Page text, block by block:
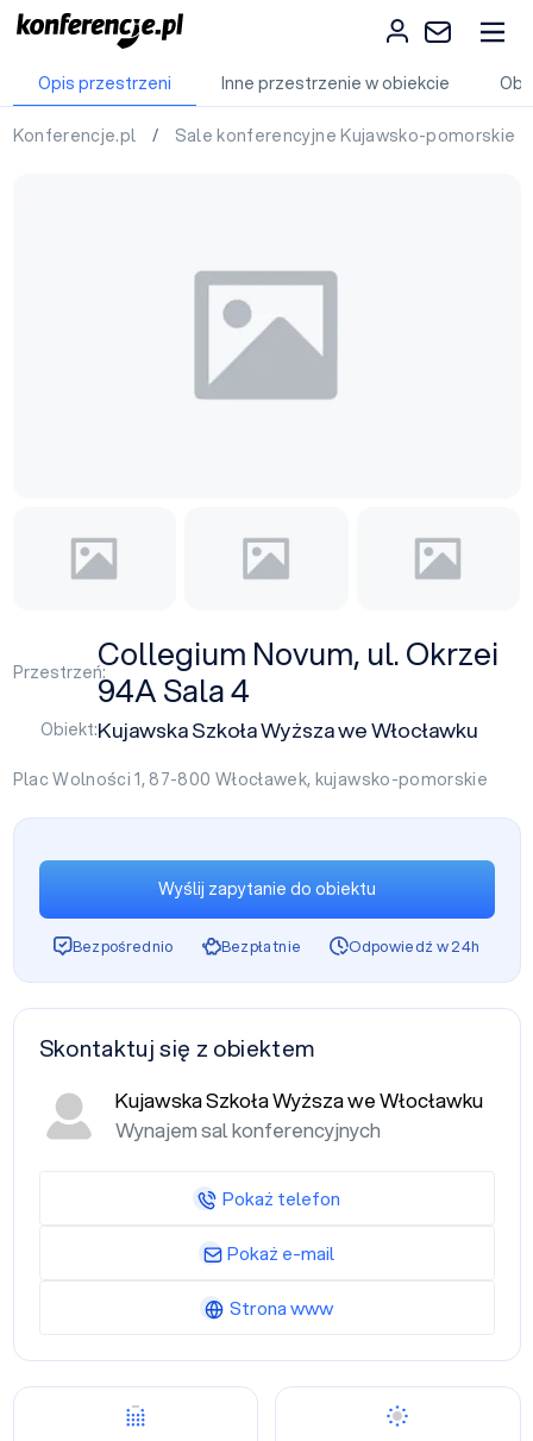
Opis przestrzeni Inne przestrzenie w obiekcie
Konferencje.pl / Sale konferencyjne Kujawsko-pomorskie
Przestrzeń:Collegium Novum, ul. Okrzei
94A Sala 4
Obiekt:Kujawska Szkoła Wyższa we Włocławku
Plac Wolności 1, 87-800 Włocławek, kujawsko-pomorskie
Wyślij zapytanie do obiektu
Bezpośrednio Bezpłatnie Odpowiedź w 24h
Skontaktuj się z obiektem
Kujawska Szkoła Wyższa we Włocławku
Wynajem sal konferencyjnych
Pokaż telefon
Pokaż e-mail
Strona www